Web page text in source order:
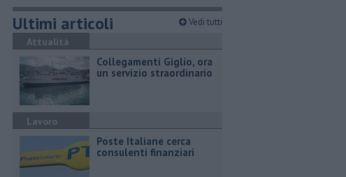
Ultimi articoli Vedi tutti
Attualità
Collegamenti Giglio, ora
un servizio straordinario
Lavoro
Poste Italiane cerca
consulenti finanziari